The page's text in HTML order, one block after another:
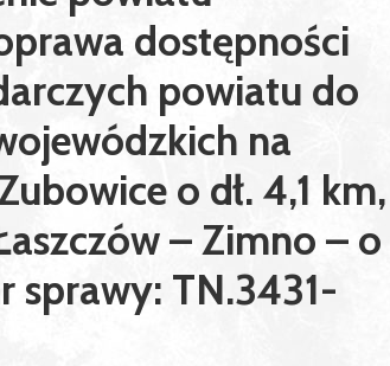
dostępności
powiatu do
na
o dł. 4,1 km,
– Zimno – o
sprawy: TN.3431-